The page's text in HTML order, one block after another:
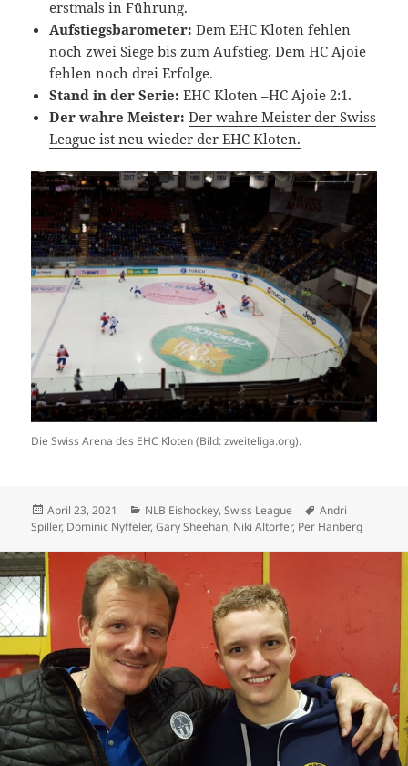
erstmals in Führung.
Aufstiegsbarometer: Dem EHC Kloten fehlen
noch zwei Siege bis zum Aufstieg. Dem HC Ajoie
fehlen noch drei Erfolge.
Stand in der Serie: EHC Kloten –HC Ajoie 2:1.
Der wahre Meister: Der wahre Meister der Swiss
League ist neu wieder der EHC Kloten.
Die Swiss Arena des EHC Kloten (Bild: zweiteliga.org).
Veröffentlicht
am
April 23, 2021 Kategorien
NLB Eishockey,Swiss League Schlagwörter
Andri
Spiller, Dominic Nyffeler,Gary Sheehan, Niki Altorfer, Per Hanberg